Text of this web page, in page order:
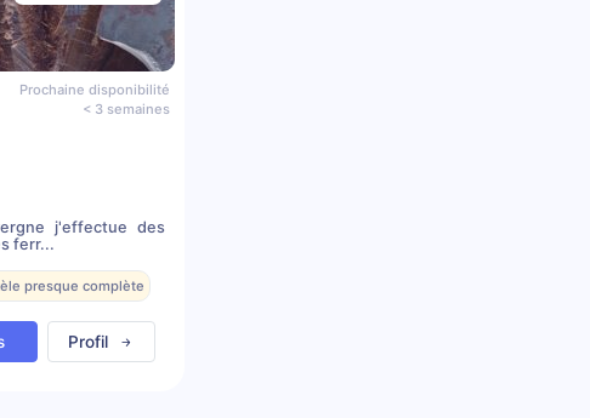
Prochaine disponibilité
< 3 semaines
j'effectue des
ferr...
presque complète
Profil